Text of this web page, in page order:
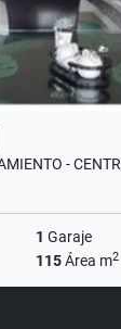
-
1 Garaje
115Área m2